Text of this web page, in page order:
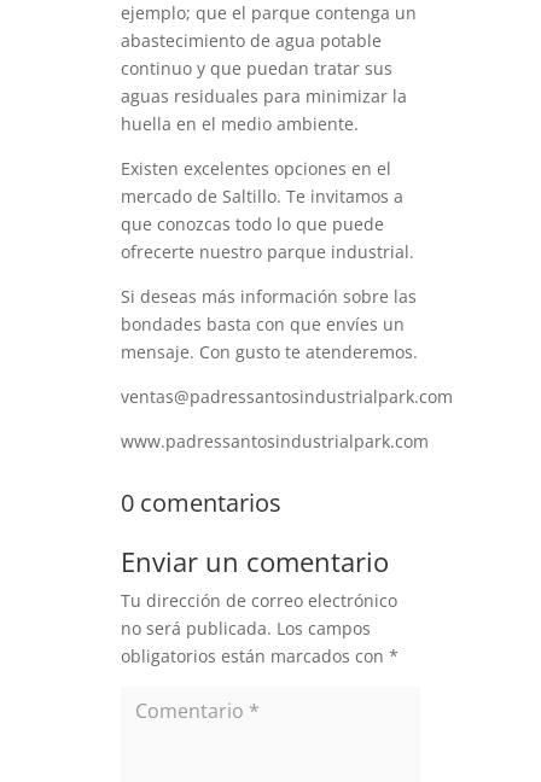
ejemplo; que el parque contenga un
abastecimiento de agua potable
continuo y que puedan tratar sus
aguas residuales para minimizar la
huella en el medio ambiente.
Existen excelentes opciones en el
mercado de Saltillo. Te invitamos a
que conozcas todo lo que puede
ofrecerte nuestro parque industrial.
Si deseas más información sobre las
bondades basta con que envíes un
mensaje. Con gusto te atenderemos.
ventas@padressantosindustrialpark.com
www.padressantosindustrialpark.com
0 comentarios
Enviar un comentario
Tu dirección de correo electrónico
no será publicada. Los campos
obligatorios están marcados con *